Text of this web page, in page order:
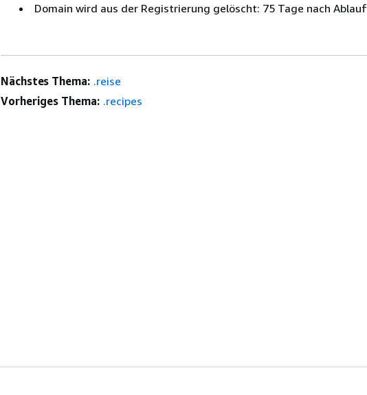
Domain wird aus der Registrierung gelöscht: 75 Tage nach Ablauf
Nächstes Thema: .reise
Vorheriges Thema: .recipes